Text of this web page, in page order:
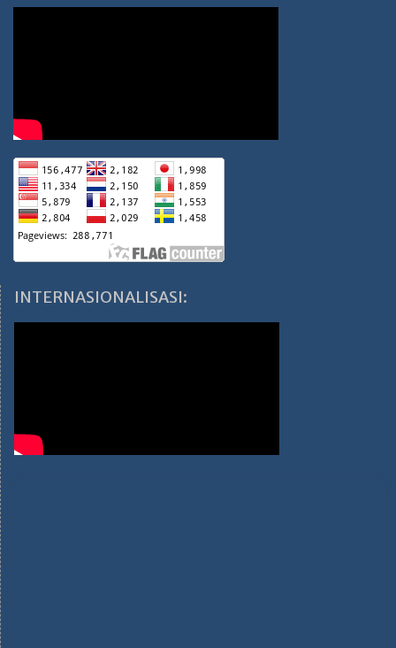
INTERNASIONALISASI: